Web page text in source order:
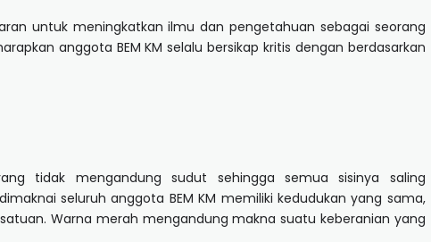
untuk meningkatkan ilmu dan pengetahuan sebagai seorang
anggota BEM KM selalu bersikap kritis dengan berdasarkan
tidak mengandung sudut sehingga semua sisinya saling
seluruh anggota BEM KM memiliki kedudukan yang sama,
Warna merah mengandung makna suatu keberanian yang